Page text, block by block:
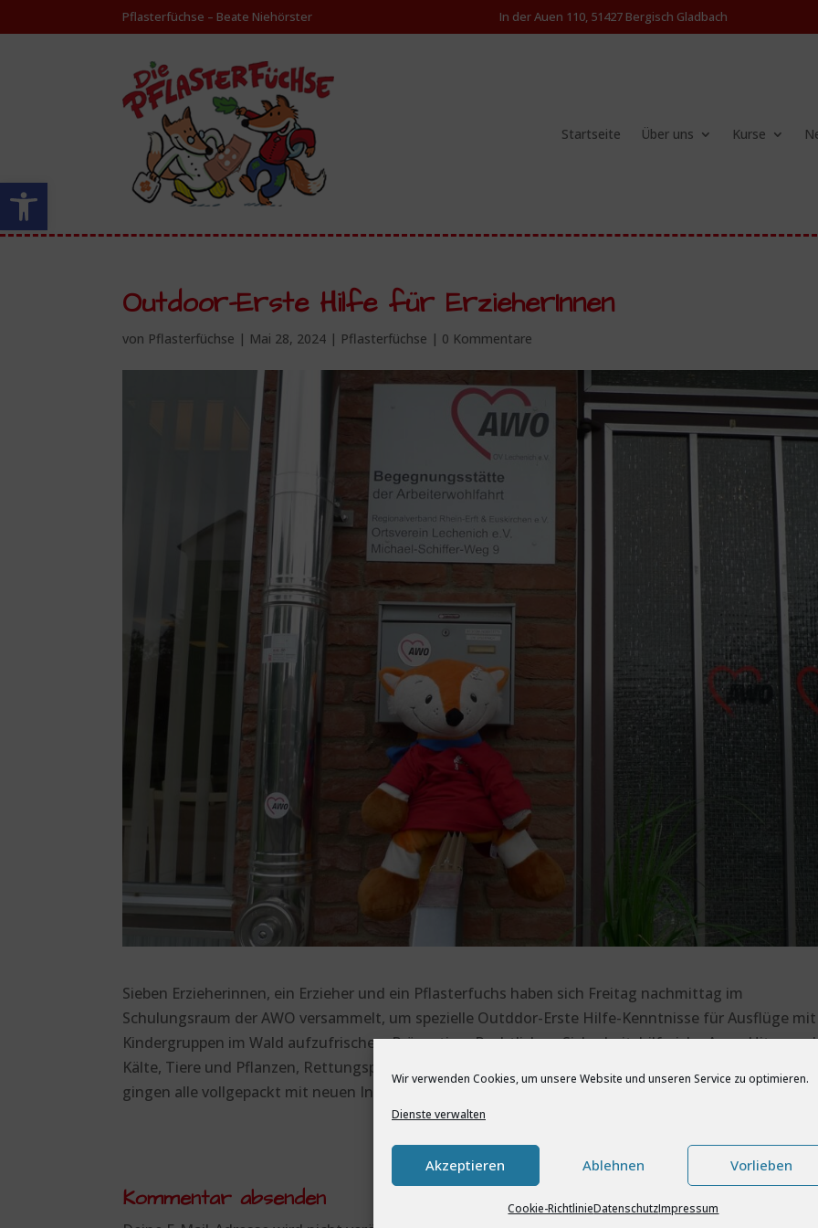
Werkzeugleiste öffnen
Wir verwenden Cookies, um unsere Website und unseren Service zu optimieren.
Dienste verwalten
Akzeptieren Ablehnen Vorlieben
Cookie-RichtlinieDatenschutzImpressum
Pflasterfüchse – Beate Niehörster In der Auen 110, 51427 Bergisch Gladbach
Startseite Über uns Kurse
Outdoor-Erste Hilfe für ErzieherInnen
von Pflasterfüchse | Mai 28, 2024 | Pflasterfüchse | 0 Kommentare
Sieben Erzieherinnen, ein Erzieher und ein Pflasterfuchs haben sich Freitag nachmittag im
Schulungsraum der AWO versammelt, um spezielle Outddor-Erste Hilfe-Kenntnisse für Ausflüge mit
Kindergruppen im Wald aufzufrischen. Prävention, Rechtliches, Sicherheit, hilfreiche Apps, Hitze und
Kälte, Tiere und Pflanzen, Rettungspunkte und Transport … es gibt vielen zu beachten. Nach 3
gingen alle vollgepackt mit neuen Infos und Eindrücken ins Wochenende.
Kommentar absenden